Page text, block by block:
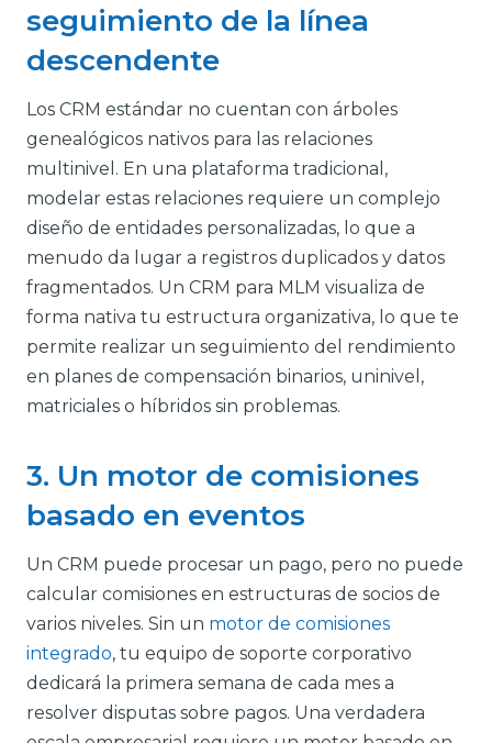
seguimiento de la línea
descendente
Los CRM estándar no cuentan con árboles
genealógicos nativos para las relaciones
multinivel. En una plataforma tradicional,
modelar estas relaciones requiere un complejo
diseño de entidades personalizadas, lo que a
menudo da lugar a registros duplicados y datos
fragmentados. Un CRM para MLM visualiza de
forma nativa tu estructura organizativa, lo que te
permite realizar un seguimiento del rendimiento
en planes de compensación binarios, uninivel,
matriciales o híbridos sin problemas.
3. Un motor de comisiones
basado en eventos
Un CRM puede procesar un pago, pero no puede
calcular comisiones en estructuras de socios de
varios niveles. Sin un motor de comisiones
integrado, tu equipo de soporte corporativo
dedicará la primera semana de cada mes a
resolver disputas sobre pagos. Una verdadera